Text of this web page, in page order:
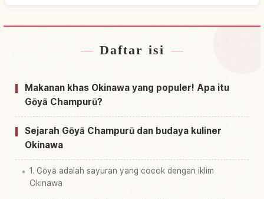
Cari penginapan dekat Naha Shi
Cari aktivitas di Naha Shi↗
Daftar isi
Makanan khas Okinawa yang populer! Apa itu
Gōyā Champurū?
Sejarah Gōyā Champurū dan budaya kuliner
Okinawa
1. Gōyā adalah sayuran yang cocok dengan iklim
Okinawa